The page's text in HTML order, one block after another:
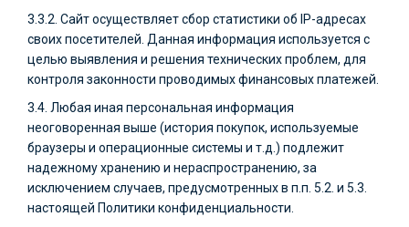
3.3.2. Сайт осуществляет сбор статистики об IP-адресах
своих посетителей. Данная информация используется с
целью выявления и решения технических проблем, для
контроля законности проводимых финансовых платежей.
3.4. Любая иная персональная информация
неоговоренная выше (история покупок, используемые
браузеры и операционные системы и т.д.) подлежит
надежному хранению и нераспространению, за
исключением случаев, предусмотренных в п.п. 5.2. и 5.3.
настоящей Политики конфиденциальности.